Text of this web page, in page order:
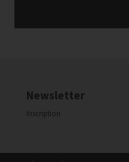
Newsletter
Inscription